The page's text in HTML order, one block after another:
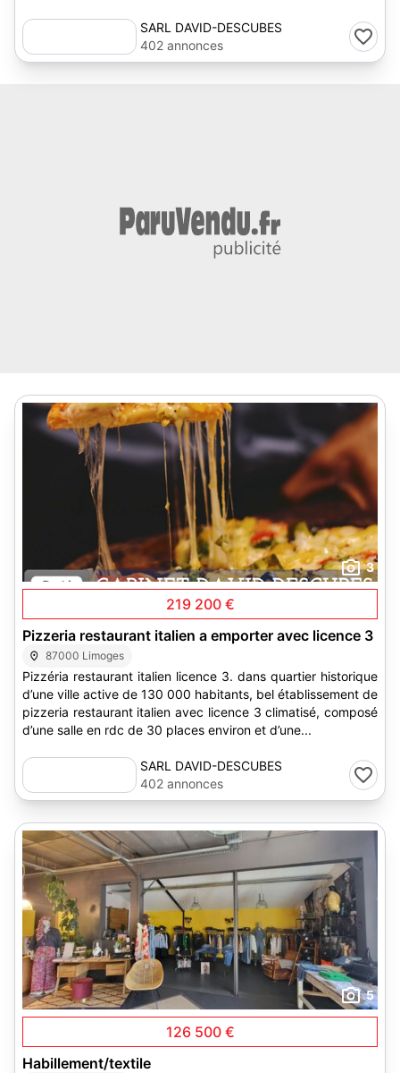
SARL DAVID-DESCUBES
402 annonces
3
219 200 €
Pizzeria restaurant italien a emporter avec licence 3
87000 Limoges
Pizzéria restaurant italien licence 3. dans quartier historique
d’une ville active de 130 000 habitants, bel établissement de
pizzeria restaurant italien avec licence 3 climatisé, composé
d’une salle en rdc de 30 places environ et d’une...
SARL DAVID-DESCUBES
402 annonces
5
126 500 €
Habillement/textile